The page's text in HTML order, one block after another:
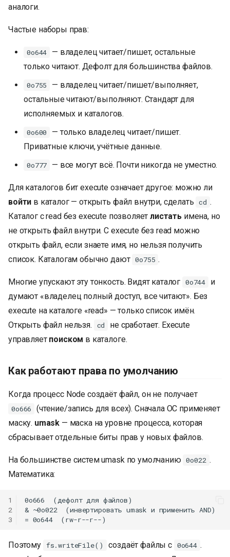
аналоги.
Частые наборы прав:
0o644
— владелец читает/пишет, остальные
только читают. Дефолт для большинства файлов.
0o755
— владелец читает/пишет/выполняет,
остальные читают/выполняют. Стандарт для
исполняемых и каталогов.
0o600
— только владелец читает/пишет.
Приватные ключи, учётные данные.
0o777 — все могут всё. Почти никогда не уместно.
Для каталогов бит execute означает другое: можно ли
войти в каталог — открыть файл внутри, сделать cd .
Каталог с read без execute позволяетлистатьимена, но
не открыть файл внутри. С execute без read можно
открыть файл, если знаете имя, но нельзя получить
список. Каталогам обычно дают 0o755 .
Многие упускают эту тонкость. Видят каталог 0o744
и
думают «владелец полный доступ, все читают». Без
execute на каталоге «read» — только список имён.
Открыть файл нельзя.
cd
не сработает. Execute
управляет поиском в каталоге.
Как работают права по умолчанию
Когда процесс Node создаёт файл, он не получает
0o666
(чтение/запись для всех). Сначала ОС применяет
маску. umask — маска на уровне процесса, которая
сбрасывает отдельные биты прав у новых файлов.
На большинстве систем umask по умолчанию 0o022 .
Математика:
1
2
3
0o666  (дефолт для файлов)
& ~0o022  (инвертировать umask и применить AND)
Поэтому fs.writeFile() создаёт файлы с 0o644 .